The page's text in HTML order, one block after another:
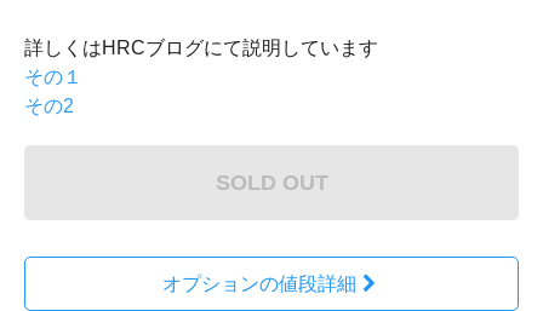
詳しくはHRCブログにて説明しています
その１
その2
SOLD OUT
オプションの値段詳細